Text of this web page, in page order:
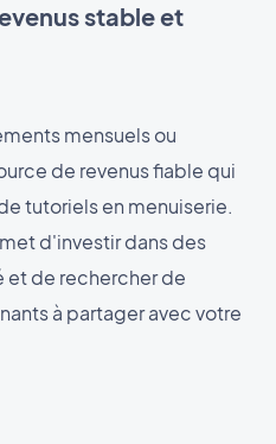
stable et
mensuels ou
de revenus fiable qui
tutoriels en menuiserie.
d'investir dans des
et de rechercher de
à partager avec votre